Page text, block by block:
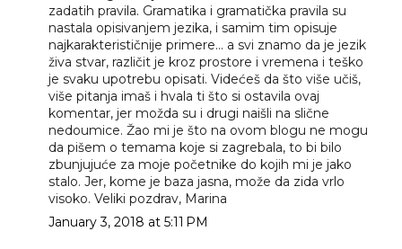
zadatih pravila. Gramatika i gramatička pravila su
nastala opisivanjem jezika, i samim tim opisuje
najkarakterističnije primere... a svi znamo da je jezik
živa stvar, različit je kroz prostore i vremena i teško
je svaku upotrebu opisati. Videćeš da što više učiš,
više pitanja imaš i hvala ti što si ostavila ovaj
komentar, jer možda su i drugi naišli na slične
nedoumice. Žao mi je što na ovom blogu ne mogu
da pišem o temama koje si zagrebala, to bi bilo
zbunjujuće za moje početnike do kojih mi je jako
stalo. Jer, kome je baza jasna, može da zida vrlo
visoko. Veliki pozdrav, Marina
January 3, 2018 at 5:11 PM